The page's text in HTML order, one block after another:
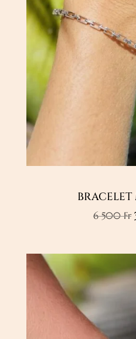
6 500Fr